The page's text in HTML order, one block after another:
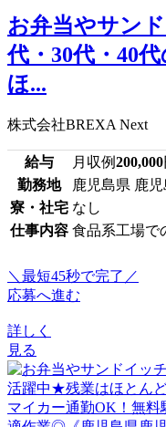
お弁当やサン
代・30代・40
ほ...
株式会社BREXA Next
給与 月収例200,000
勤務地
鹿児島県 鹿
寮・社宅 なし
仕事内容 食品系工場で
＼最短45秒で完了／
応募へ進む
詳しく
見る